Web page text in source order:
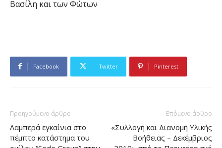
Βασίλη και των Φώτων
Facebook Twitter Pinterest
Προηγούμενο άρθρο
Λαμπερά εγκαίνια στο
πέμπτο κατάστημα του
Επόμενο άρθρο
«Συλλογή και Διανομή Υλικής
Βοήθειας – Δεκέμβριος